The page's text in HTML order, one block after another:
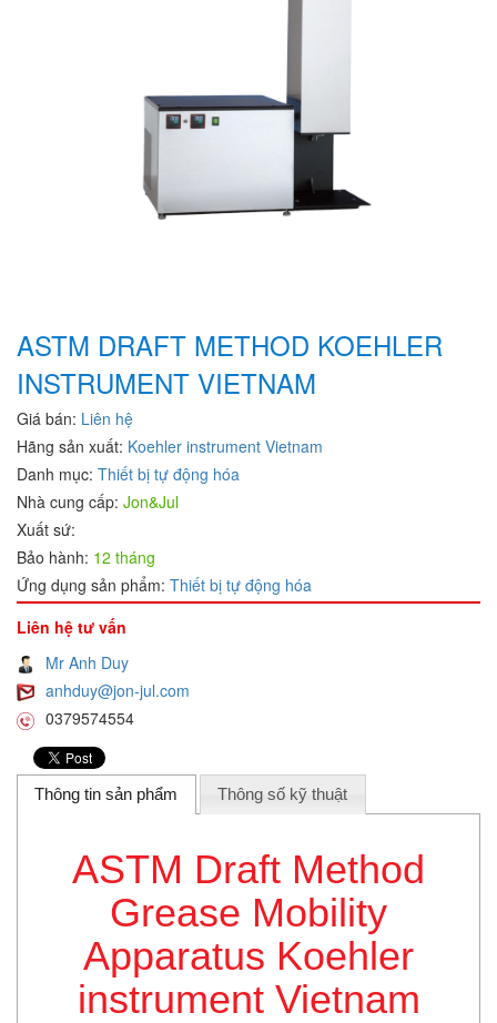
Barksdale Vietnam
Bauer Gear Motor
Baumer
Baumuller
BCS
BCS Italia Srl
BEA SENSORS
Beckhoff Vietnam
Bei Sensor
Bernstein
Berthold
Beta Vietnam
BIFOLD
Bifold (Rotork)
Bihl+wiedemann
BLH NOBEL
Brook Instrument
Brook Instrument Vietnam
ASTM DRAFT METHOD KOEHLER
INSTRUMENT VIETNAM
Giá bán: Liên hệ
Hãng sản xuất: Koehler instrument Vietnam
Danh mục: Thiết bị tự động hóa
Nhà cung cấp: Jon&Jul
Xuất sứ:
Bảo hành: 12 tháng
Ứng dụng sản phẩm: Thiết bị tự động hóa
Liên hệ tư vấn
Mr Anh Duy
anhduy@jon-jul.com
0379574554
Thông tin sản phẩm Thông số kỹ thuật
ASTM Draft Method
Grease Mobility
Apparatus Koehler
instrument Vietnam